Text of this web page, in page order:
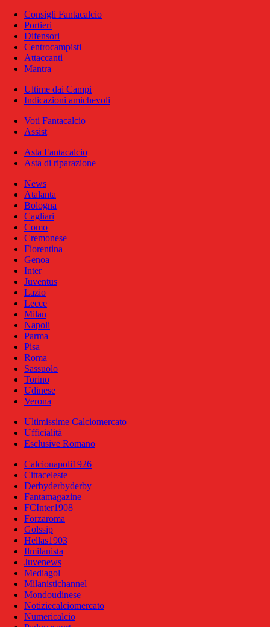
Consigli Fantacalcio
Portieri
Difensori
Centrocampisti
Attaccanti
Mantra
Ultime dai Campi
Indicazioni amichevoli
Voti Fantacalcio
Assist
Asta Fantacalcio
Asta di riparazione
News
Atalanta
Bologna
Cagliari
Como
Cremonese
Fiorentina
Genoa
Inter
Juventus
Lazio
Lecce
Milan
Napoli
Parma
Pisa
Roma
Sassuolo
Torino
Udinese
Verona
Ultimissime Calciomercato
Ufficialità
Esclusive Romano
Calcionapoli1926
Cittaceleste
Derbyderbyderby
Fantamagazine
FCInter1908
Forzaroma
Golssip
Hellas1903
Ilmilanista
Juvenews
Mediagol
Milanistichannel
Mondoudinese
Notiziecalciomercato
Numericalcio